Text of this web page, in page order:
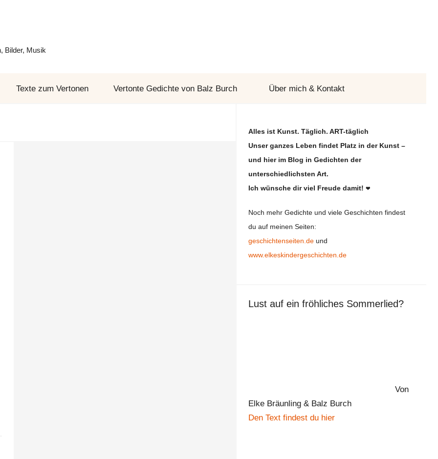
Bilder, Musik
Texte zum Vertonen Vertonte Gedichte von Balz Burch Über mich & Kontakt
Alles ist Kunst. Täglich. ART-täglich
Unser ganzes Leben findet Platz in der Kunst –
und hier im Blog in Gedichten der
unterschiedlichsten Art.
Ich wünsche dir viel Freude damit! ❤
Noch mehr Gedichte und viele Geschichten findest
du auf meinen Seiten:
geschichtenseiten.deund
www.elkeskindergeschichten.de
Lust auf ein fröhliches Sommerlied?
Von
Elke Bräunling & Balz Burch
Den Text findest du hier